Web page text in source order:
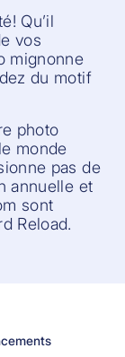
Qu’il
vos
mignonne
du motif
photo
monde
pas de
annuelle et
sont
Reload.